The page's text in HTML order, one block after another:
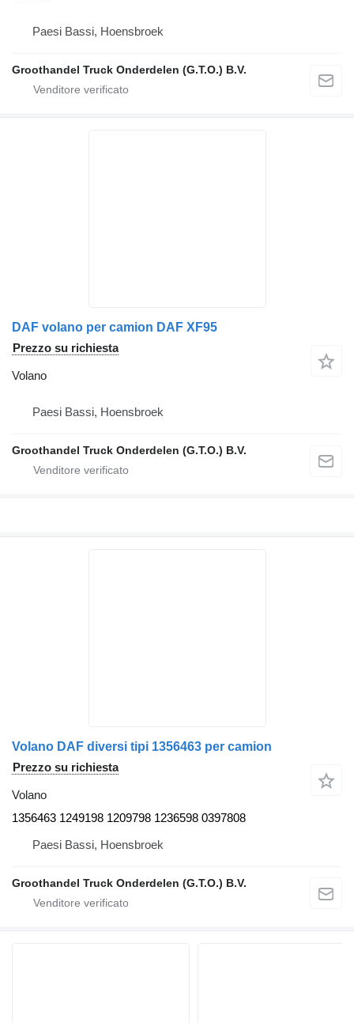
Paesi Bassi, Hoensbroek
Groothandel Truck Onderdelen (G.T.O.) B.V.
DAF volano per camion DAF XF95
Prezzo su richiesta
Volano
Paesi Bassi, Hoensbroek
Groothandel Truck Onderdelen (G.T.O.) B.V.
Volano DAF diversi tipi 1356463 per camion
Prezzo su richiesta
Volano
1356463 1249198 1209798 1236598 0397808
Paesi Bassi, Hoensbroek
Groothandel Truck Onderdelen (G.T.O.) B.V.